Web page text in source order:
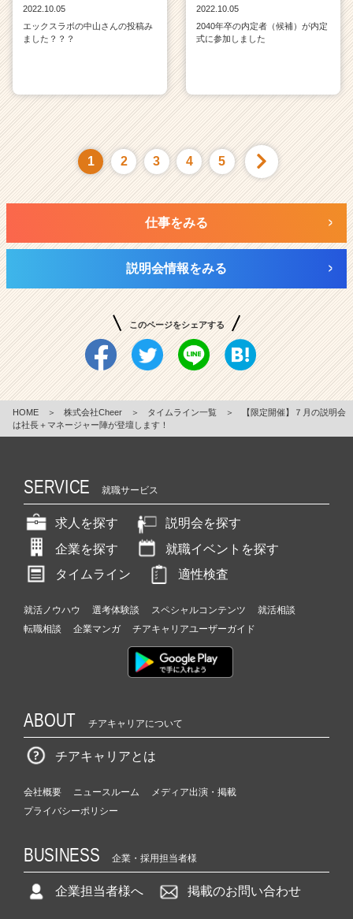
2022.10.05
エックスラボの中山さんの投稿み
ました？？？
2022.10.05
2040年卒の内定者（候補）が内定
式に参加しました
1 2 3 4 5
仕事をみる
説明会情報をみる
このページをシェアする
HOME ＞ 株式会社Cheer ＞ タイムライン一覧 ＞
【限定開催】７月の説明会
は社長＋マネージャー陣が登壇します！
SERVICE 就職サービス
求人を探す
説明会を探す
企業を探す
就職イベントを探す
タイムライン
適性検査
就活ノウハウ 選考体験談 スペシャルコンテンツ
就活相談
転職相談
企業マンガ チアキャリアユーザーガイド
ABOUT チアキャリアについて
チアキャリアとは
会社概要 ニュースルーム
メディア出演・掲載
プライバシーポリシー
BUSINESS 企業・採用担当者様
企業担当者様へ 掲載のお問い合わせ